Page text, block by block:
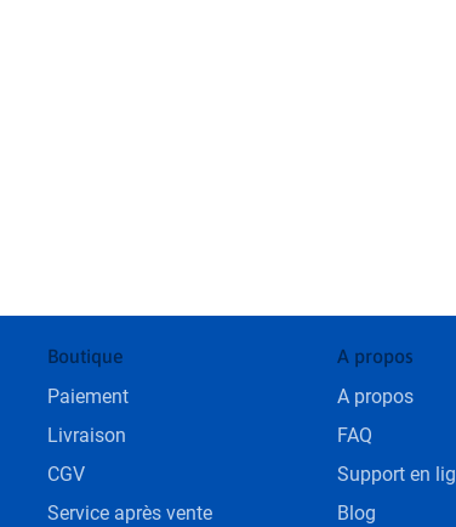
Boutique
Paiement
Livraison
CGV
Service après vente
A propos
A propos
FAQ
Support en
Blog